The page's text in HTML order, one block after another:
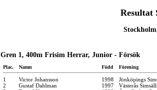
Resultat
Gren 1, 400m Frisim Herrar, Junior - Försök
Plac. Namn Född Förening
1 Victor Johansson 1998
Jönköpings
2
Gustaf Dahlman 1997
Västerås